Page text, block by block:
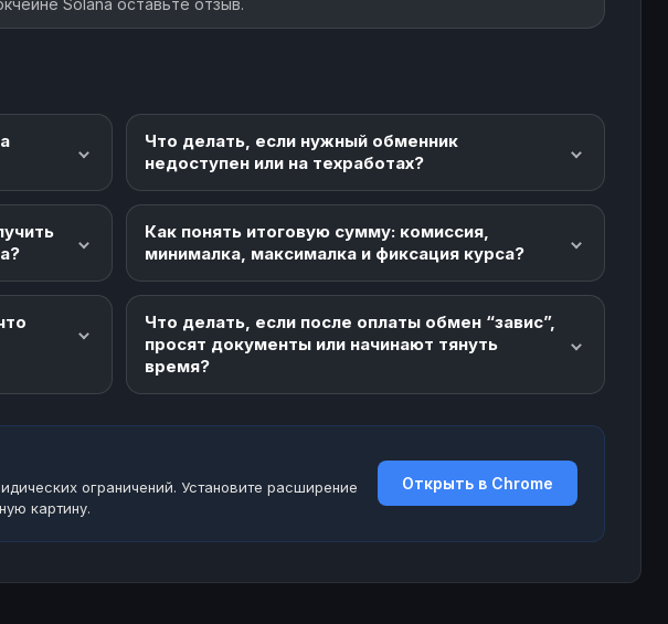
Solana оставьте отзыв.
Что делать, если нужный обменник
недоступен или на техработах?
Как понять итоговую сумму: комиссия,
минималка, максималка и фиксация курса?
Что делать, если после оплаты обмен “завис”,
просят документы или начинают тянуть
время?
ограничений. Установите расширение
картину.
Открыть в Chrome